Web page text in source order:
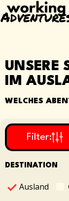
UNSERE
IM
WELCHES
Filter:
DESTINATION
Ausland